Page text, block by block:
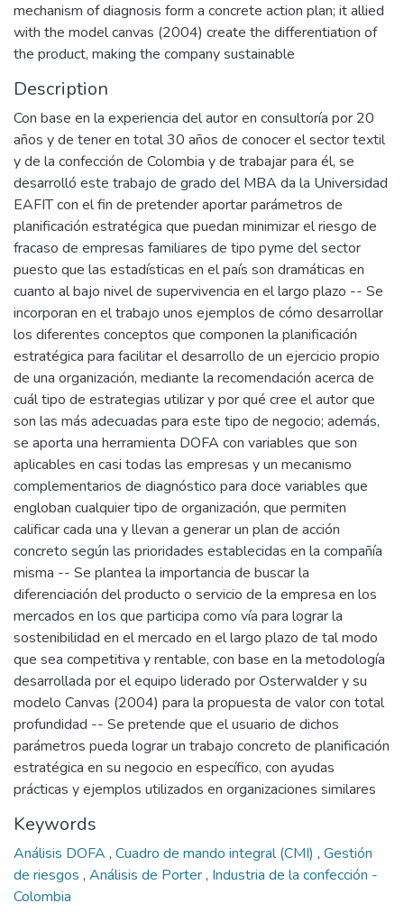
mechanism of diagnosis form a concrete action plan; it allied
with the model canvas (2004) create the differentiation of
the product, making the company sustainable
Description
Con base en la experiencia del autor en consultoría por 20
años y de tener en total 30 años de conocer el sector textil
y de la confección de Colombia y de trabajar para él, se
desarrolló este trabajo de grado del MBA da la Universidad
EAFIT con el fin de pretender aportar parámetros de
planificación estratégica que puedan minimizar el riesgo de
fracaso de empresas familiares de tipo pyme del sector
puesto que las estadísticas en el país son dramáticas en
cuanto al bajo nivel de supervivencia en el largo plazo -- Se
incorporan en el trabajo unos ejemplos de cómo desarrollar
los diferentes conceptos que componen la planificación
estratégica para facilitar el desarrollo de un ejercicio propio
de una organización, mediante la recomendación acerca de
cuál tipo de estrategias utilizar y por qué cree el autor que
son las más adecuadas para este tipo de negocio; además,
se aporta una herramienta DOFA con variables que son
aplicables en casi todas las empresas y un mecanismo
complementarios de diagnóstico para doce variables que
engloban cualquier tipo de organización, que permiten
calificar cada una y llevan a generar un plan de acción
concreto según las prioridades establecidas en la compañía
misma -- Se plantea la importancia de buscar la
diferenciación del producto o servicio de la empresa en los
mercados en los que participa como vía para lograr la
sostenibilidad en el mercado en el largo plazo de tal modo
que sea competitiva y rentable, con base en la metodología
desarrollada por el equipo liderado por Osterwalder y su
modelo Canvas (2004) para la propuesta de valor con total
profundidad -- Se pretende que el usuario de dichos
parámetros pueda lograr un trabajo concreto de planificación
estratégica en su negocio en específico, con ayudas
prácticas y ejemplos utilizados en organizaciones similares
Keywords
Análisis DOFA , Cuadro de mando integral (CMI) , Gestión
de riesgos , Análisis de Porter, Industria de la confección -
Colombia